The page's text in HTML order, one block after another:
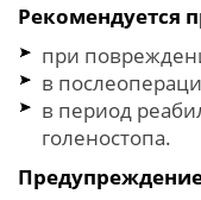
Рекомендуется
при
в
в период
голеностопа.